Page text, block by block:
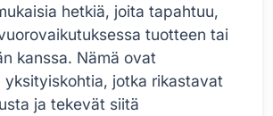
hetkiä, joita tapahtuu,
tuotteen tai
kanssa. Nämä ovat
yksityiskohtia, jotka rikastavat
ja tekevät siitä